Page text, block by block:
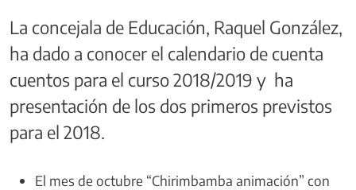
La concejala de Educación, Raquel González,
ha dado a conocer el calendario de cuenta
cuentos para el curso 2018/2019 y ha
presentación de los dos primeros previstos
para el 2018.
El mes de octubre “Chirimbamba animación” con